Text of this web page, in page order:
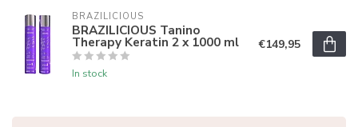
BRAZILICIOUS
BRAZILICIOUS Tanino
Therapy Keratin 2 x 1000 ml
In stock
€149,95